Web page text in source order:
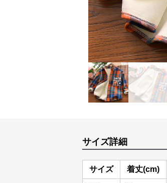
サイズ詳細
サイズ 着丈(cm)